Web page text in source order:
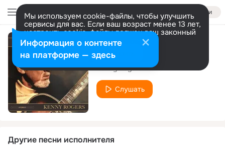
Войти
Мы используем cookie-файлы, чтобы улучшить
сервисы для вас. Если ваш возраст менее 13 лет,
настроить cookie-файлы должен ваш законный
представитель. Больше информации
Разрешить все Настроить
He Will, She Knows
Kenny Rogers
Слушать
Другие песни исполнителя
Информация о контенте
на платформе — здесь